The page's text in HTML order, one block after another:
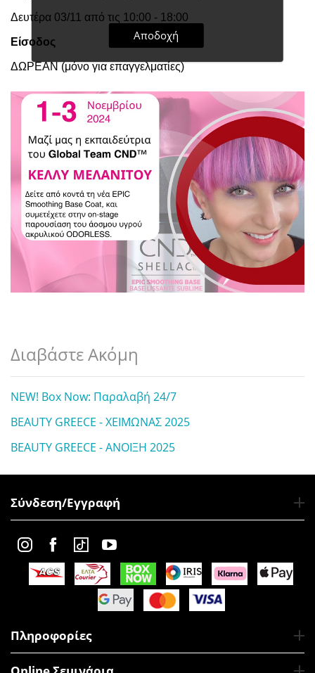
Δευτέρα 03/11 από τις 10:00 - 18:00
Είσοδος
ΔΩΡΕΑΝ (μόνο για επαγγελματίες)
Διαβάστε Ακόμη
NEW! Box Now: Παραλαβή 24/7
BEAUTY GREECE - ΧΕΙΜΩΝΑΣ 2025
BEAUTY GREECE - ΑΝΟΙΞΗ 2025
Σύνδεση/Εγγραφή
Πληροφορίες
Αποδοχή